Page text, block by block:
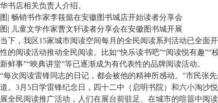
华书店相关负责人介绍。
图| 畅销书作家李筱懿在安徽图书城店开始读者分享会
图| 儿童文学作家曹文轩读者分享会在安徽图书城开展
当下，我区15家城市阅读空间每月的全民阅读系列活动已全面
性的阅读活动推动全民阅读。比如“快乐读书吧”“阅读悦有趣”“
新鲜事”“映典讲堂”等已逐渐成为有代表性的品牌阅读活动。
“每次阅读雷锋同志的日记，都会被他的精神所感动。”市民张
道。3月5日学雷锋纪念 日，四十二中（启明书院）和六小淘沙
展全民阅读推广活动，人们在展台前驻足、在城市的喧嚣中阅